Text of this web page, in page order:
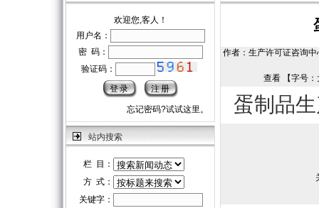
欢迎您,客人！
用户名：
密 码：
验证码：
忘记密码?试试这里。
站内搜索
栏 目：
方 式：
关键字：
作者：生产许可证咨询
查看 【字号：
蛋制品